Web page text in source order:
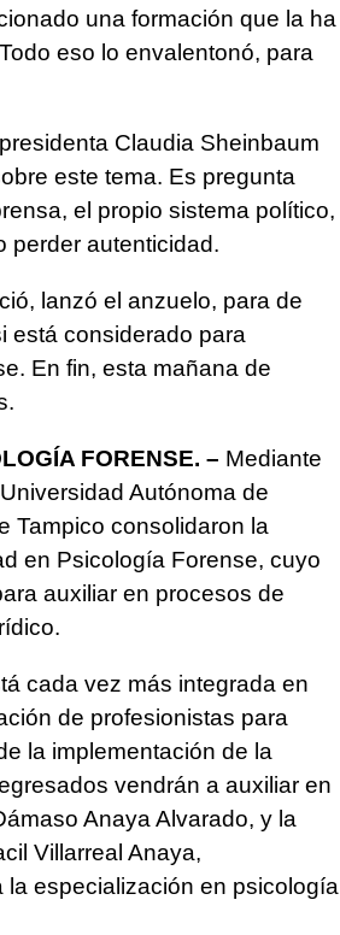
una formación que la ha
eso lo envalentonó, para
Claudia Sheinbaum
este tema. Es pregunta
el propio sistema político,
perder autenticidad.
lanzó el anzuelo, para de
está considerado para
En fin, esta mañana de
FORENSE. – Mediante
Autónoma de
Tampico consolidaron la
en Psicología Forense, cuyo
auxiliar en procesos de
cada vez más integrada en
de profesionistas para
la implementación de la
vendrán a auxiliar en
Anaya Alvarado, y la
Villarreal Anaya,
especialización en psicología